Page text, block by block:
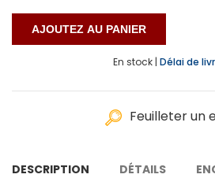
En stock | Délai de
Feuilleter un
DESCRIPTION DÉTAILS